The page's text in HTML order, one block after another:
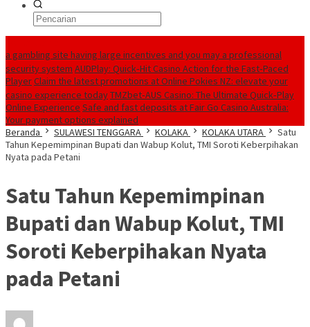
a gambling site having large incentives and you may a professional
security system AUDPlay: Quick‑Hit Casino Action for the Fast‑Paced
PlayerClaim the latest promotions at Online Pokies NZ: elevate your
casino experience todayTMZbet‑AUS Casino: The Ultimate Quick‑Play
Online Experience Safe and fast deposits at Fair Go Casino Australia:
Your payment options explained
Beranda
SULAWESI TENGGARA KOLAKA KOLAKA UTARA
Satu
Tahun Kepemimpinan Bupati dan Wabup Kolut, TMI Soroti Keberpihakan
Nyata pada Petani
Satu Tahun Kepemimpinan
Bupati dan Wabup Kolut, TMI
Soroti Keberpihakan Nyata
pada Petani